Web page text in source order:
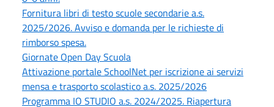
Fornitura libri di testo scuole secondarie a.s.
2025/2026. Avviso e domanda per le richieste di
rimborso spesa.
Giornate Open Day Scuola
Attivazione portale SchoolNet per iscrizione ai servizi
mensa e trasporto scolastico a.s. 2025/2026
Programma IO STUDIO a.s. 2024/2025. Riapertura